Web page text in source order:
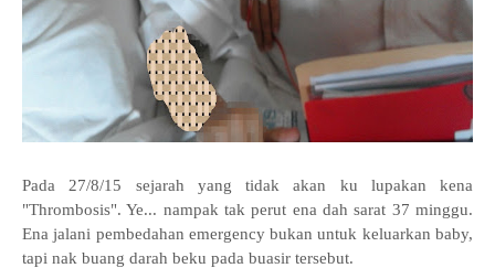
Pada 27/8/15 sejarah yang tidak akan ku lupakan kena
"Thrombosis". Ye... nampak tak perut ena dah sarat 37 minggu.
Ena jalani pembedahan emergency bukan untuk keluarkan baby,
tapi nak buang darah beku pada buasir tersebut.